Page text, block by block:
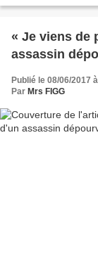
« Je viens de
assassin
Publié le 08/06/2017
Par Mrs FIGG